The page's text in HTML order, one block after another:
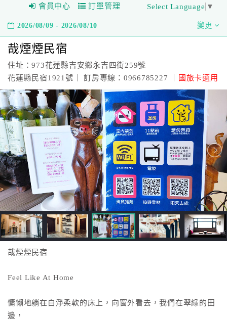
會員中心 訂單管理 Select Language ▼
2026/08/09 - 2026/08/10 變更
哉煙煙民宿
住址：973花蓮縣吉安鄉永吉四街259號
花蓮縣民宿1921號｜ 訂房專線：0966785227 ｜
國旅卡適用
哉煙煙民宿
Feel Like At Home
慵懶地躺在白淨柔軟的床上，向窗外看去，我們在翠綠的田
邊，